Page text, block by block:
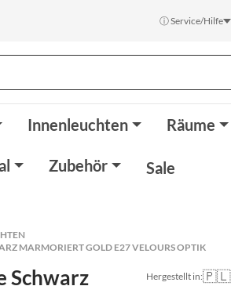
ⓘ Service/Hilfe
Innenleuchten Räume
Zubehör Sale
MARMORIERT GOLD E27 VELOURS OPTIK
Schwarz
Hergestellt in:🇵🇱